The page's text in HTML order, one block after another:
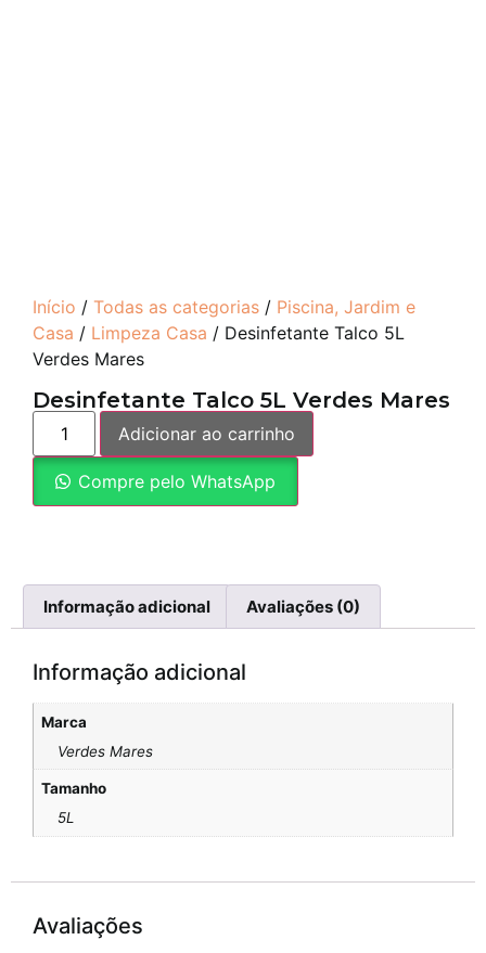
Início / Todas as categorias / Piscina, Jardim e
Casa / Limpeza Casa / Desinfetante Talco 5L
Verdes Mares
Desinfetante Talco 5L Verdes Mares
Adicionar ao carrinho
Compre pelo WhatsApp
Informação adicional Avaliações (0)
Informação adicional
Marca
Verdes Mares
Tamanho
5L
Avaliações